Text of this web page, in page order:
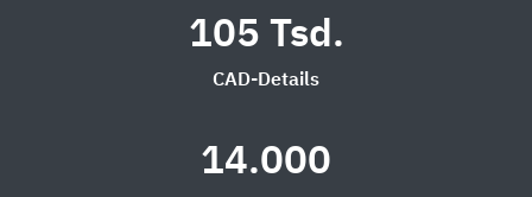
105 Tsd.
CAD-Details
14.000